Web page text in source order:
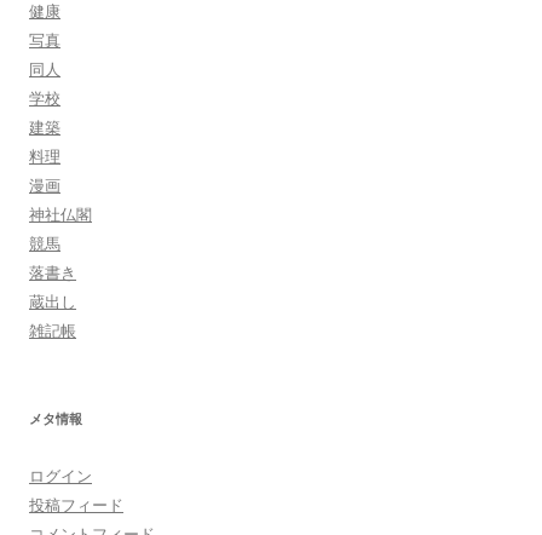
健康
写真
同人
学校
建築
料理
漫画
神社仏閣
競馬
落書き
蔵出し
雑記帳
メタ情報
ログイン
投稿フィード